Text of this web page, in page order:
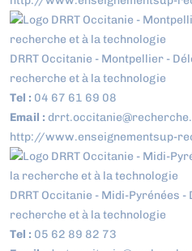
DRRT Occitanie - Montpellier -
recherche et à la technologie
Tel : 04 67 61 69 08
Email :
http://www.enseignementsup-
DRRT Occitanie - Midi-Pyrénées
recherche et à la technologie
Tel : 05 62 89 82 73